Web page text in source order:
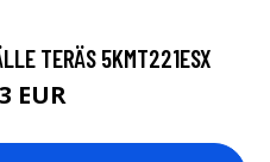
TERÄS 5KMT221ESX
EUR